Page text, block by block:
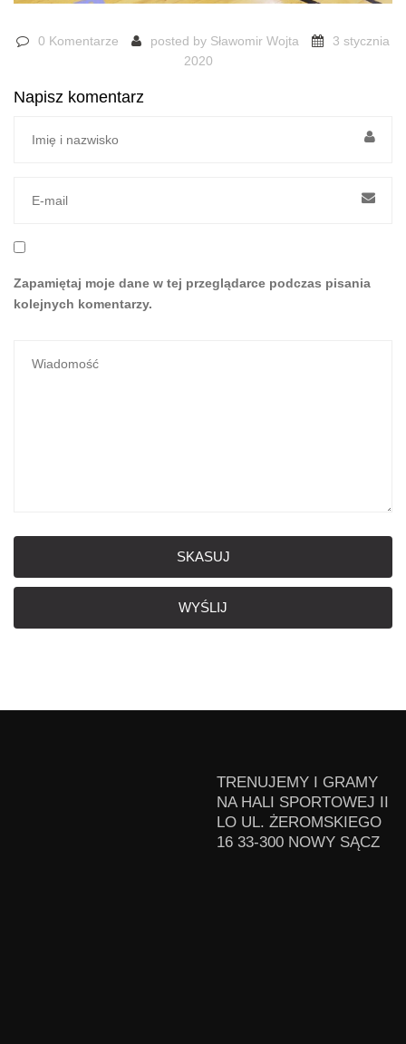
0 Komentarze posted by Sławomir Wojta
3 stycznia
2020
Napisz komentarz
Zapamiętaj moje dane w tej przeglądarce podczas pisania
kolejnych komentarzy.
SKASUJ
WYŚLIJ
TRENUJEMY I GRAMY
NA HALI SPORTOWEJ II
LO UL. ŻEROMSKIEGO
16 33-300 NOWY SĄCZ